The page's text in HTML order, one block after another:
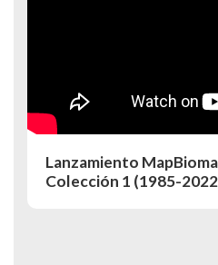
Lanzamiento
Colección 1 (1985-